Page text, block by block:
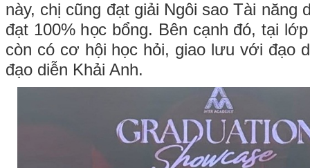
này, chị cũng đạt giải Ngôi sao Tài năng
đạt 100% học bổng. Bên cạnh đó, tại
còn có cơ hội học hỏi, giao lưu với đạo
đạo diễn Khải Anh.